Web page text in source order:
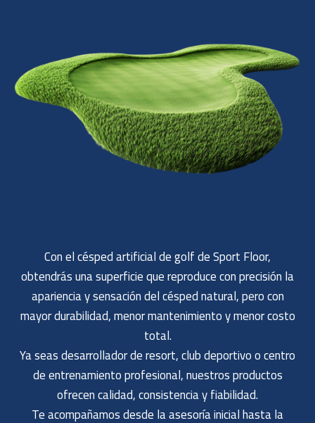
Con el césped artificial de golf de Sport Floor,
obtendrás una superficie que reproduce con precisión la
apariencia y sensación del césped natural, pero con
mayor durabilidad, menor mantenimiento y menor costo
total.
Ya seas desarrollador de resort, club deportivo o centro
de entrenamiento profesional, nuestros productos
ofrecen calidad, consistencia y fiabilidad.
Te acompañamos desde la asesoría inicial hasta la